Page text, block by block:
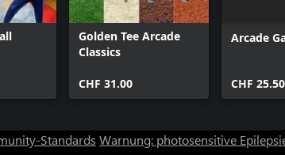
Golden Tee Arcade
Classics
CHF 31.00
Arcade
CHF 25.50
Standards Warnung: photosensitive